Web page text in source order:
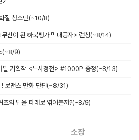
질 청소단(~10/8)
신이 된 하북팽가 막내공자> 런칭(~8/14)
(~8/9)
달 기획작 <무사정천> #1000P 증정(~8/13)
로맨스 만화 단편(~8/31)
의 답을 타래로 엮어볼까?(~8/9)
소장